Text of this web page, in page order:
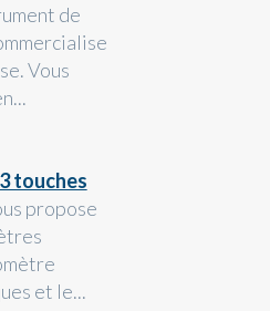
de
Vous
touches
propose
et le...